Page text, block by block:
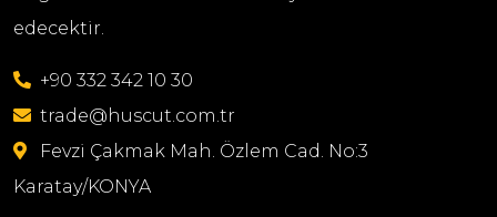
edecektir.
+90 332 342 10 30
trade@huscut.com.tr
Fevzi Çakmak Mah. Özlem Cad. No:3
Karatay/KONYA